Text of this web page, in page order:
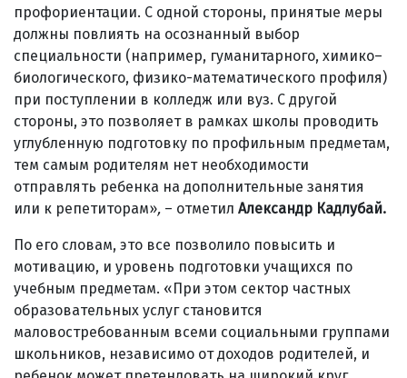
профориентации. С одной стороны, принятые меры
должны повлиять на осознанный выбор
специальности (например, гуманитарного, химико–
биологического, физико-математического профиля)
при поступлении в колледж или вуз. С другой
стороны, это позволяет в рамках школы проводить
углубленную подготовку по профильным предметам,
тем самым родителям нет необходимости
отправлять ребенка на дополнительные занятия
или к репетиторам», – отметил Александр Кадлубай.
По его словам, это все позволило повысить и
мотивацию, и уровень подготовки учащихся по
учебным предметам. «При этом сектор частных
образовательных услуг становится
маловостребованным всеми социальными группами
школьников, независимо от доходов родителей, и